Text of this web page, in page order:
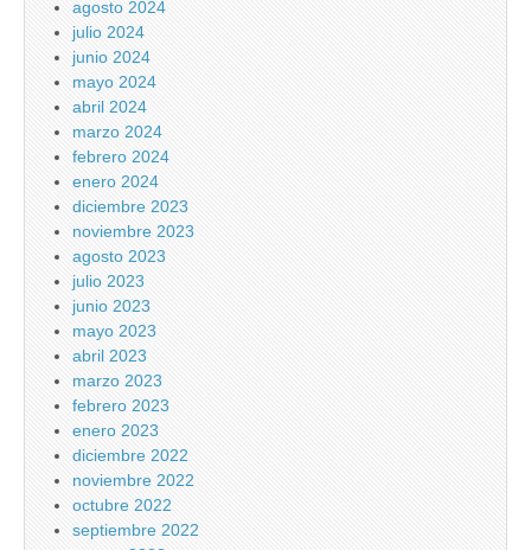
agosto 2024
julio 2024
junio 2024
mayo 2024
abril 2024
marzo 2024
febrero 2024
enero 2024
diciembre 2023
noviembre 2023
agosto 2023
julio 2023
junio 2023
mayo 2023
abril 2023
marzo 2023
febrero 2023
enero 2023
diciembre 2022
noviembre 2022
octubre 2022
septiembre 2022